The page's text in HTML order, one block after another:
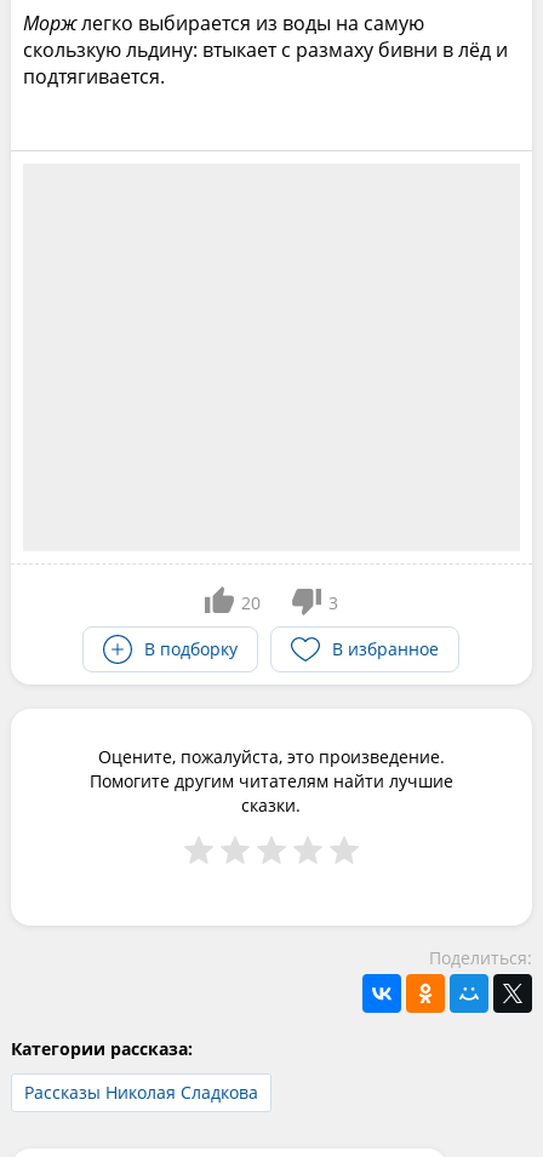
Моржлегко выбирается из воды на самую
скользкую льдину: втыкает с размаху бивни в лёд и
подтягивается.
20
3
В подборку
В избранное
Оцените, пожалуйста, это произведение.
Помогите другим читателям найти лучшие
сказки.
Поделиться:
Категории рассказа:
Рассказы Николая Сладкова